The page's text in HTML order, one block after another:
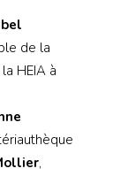
de la
HEIA à
,